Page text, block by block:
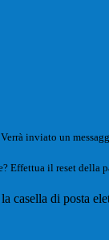
Verrà inviato un
Effettua il reset della
casella di posta